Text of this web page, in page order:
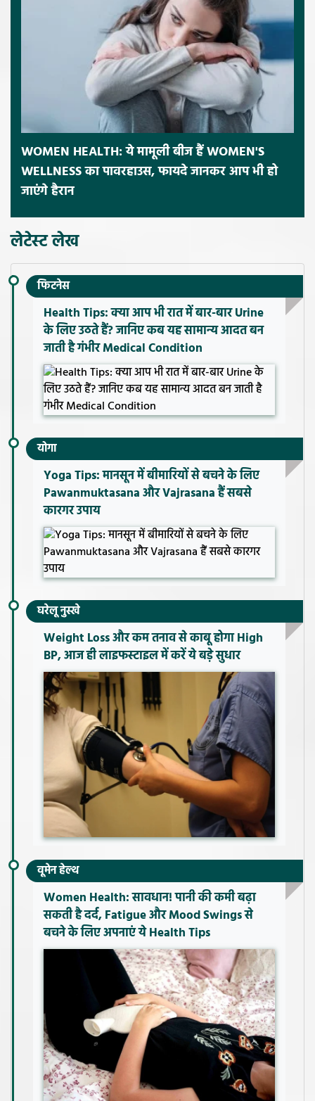
WOMEN HEALTH: ये मामूली बीज हैं WOMEN'S
WELLNESS का पावरहाउस, फायदे जानकर आप भी हो
जाएंगे हैरान
लेटेस्ट लेख
फिटनेस
Health Tips: क्या आप भी रात में बार-बार Urine
के लिए उठते हैं? जानिए कब यह सामान्य आदत बन
जाती है गंभीर Medical Condition
योगा
Yoga Tips: मानसून में बीमारियों से बचने के लिए
Pawanmuktasana और Vajrasana हैं सबसे
कारगर उपाय
घरेलू नुस्खे
Weight Loss और कम तनाव से काबू होगा High
BP, आज ही लाइफस्टाइल में करें ये बड़े सुधार
वूमेन हेल्थ
Women Health: सावधान! पानी की कमी बढ़ा
सकती है दर्द, Fatigue और Mood Swings से
बचने के लिए अपनाएं ये Health Tips